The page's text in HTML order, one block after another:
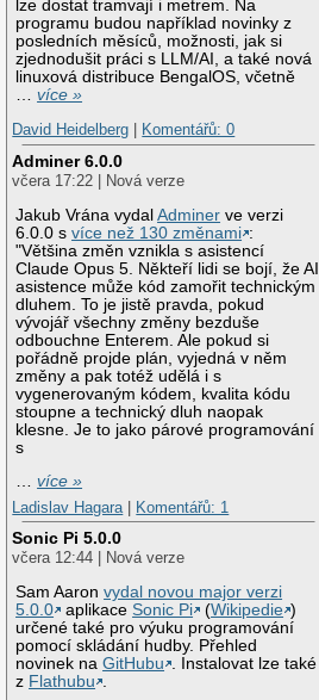
lze dostat tramvají i metrem. Na
programu budou například novinky z
posledních měsíců, možnosti, jak si
zjednodušit práci s LLM/AI, a také nová
linuxová distribuce BengalOS, včetně
…více »
David Heidelberg
Komentářů: 0
Adminer 6.0.0
včera 17:22 | Nová verze
Jakub Vrána vydalAdminer ve verzi
6.0.0 svíce než 130 změnami :
"Většina změn vznikla s asistencí
Claude Opus 5. Někteří lidi se bojí, že AI
asistence může kód zamořit technickým
dluhem. To je jistě pravda, pokud
vývojář všechny změny bezduše
odbouchne Enterem. Ale pokud si
pořádně projde plán, vyjedná v něm
změny a pak totéž udělá i s
vygenerovaným kódem, kvalita kódu
stoupne a technický dluh naopak
klesne. Je to jako párové programování
s
…více »
Ladislav Hagara
Komentářů: 1
Sonic Pi 5.0.0
včera 12:44 | Nová verze
Sam Aaronvydal novou major verzi
5.0.0
aplikaceSonic Pi (Wikipedie )
určené také pro výuku programování
pomocí skládání hudby. Přehled
novinek naGitHubu . Instalovat lze také
z Flathubu .